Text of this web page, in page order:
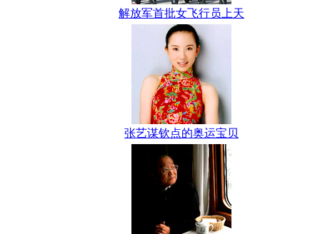
解放军首批女飞行员上天
张艺谋钦点的奥运宝贝